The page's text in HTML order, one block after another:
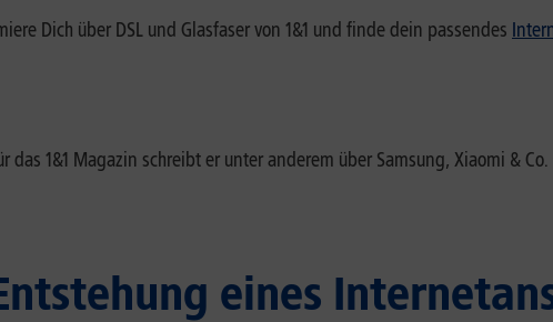
Dich über DSL und Glasfaser von 1&1 und finde dein passendes
das 1&1 Magazin schreibt er unter anderem über Samsung, Xiaomi &
eines